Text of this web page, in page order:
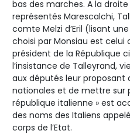
bas des marches. A la
représentés Marescalchi,
comte Melzi d’Eril (lisant
choisi par Monsiau est celui
président de la République
l’insistance de Talleyrand,
aux députés leur proposant
nationales et de mettre sur
république italienne » est
des noms des Italiens
corps de l’Etat.